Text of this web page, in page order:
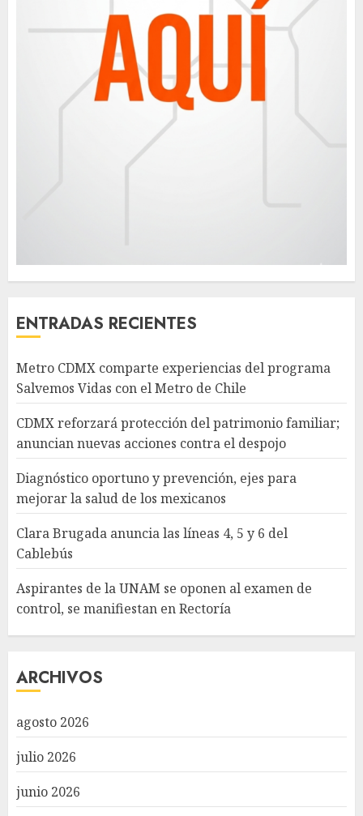
ENTRADAS RECIENTES
Metro CDMX comparte experiencias del programa
Salvemos Vidas con el Metro de Chile
CDMX reforzará protección del patrimonio familiar;
anuncian nuevas acciones contra el despojo
Diagnóstico oportuno y prevención, ejes para
mejorar la salud de los mexicanos
Clara Brugada anuncia las líneas 4, 5 y 6 del
Cablebús
Aspirantes de la UNAM se oponen al examen de
control, se manifiestan en Rectoría
ARCHIVOS
agosto 2026
julio 2026
junio 2026